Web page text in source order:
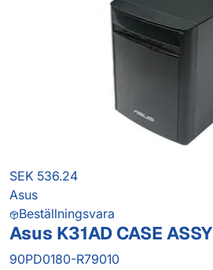
SEK 536.24
Asus
Beställningsvara
Asus K31AD CASE ASSY
90PD0180-R79010